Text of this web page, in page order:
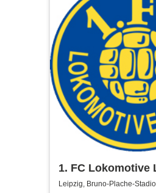
1. FC Lokomotive
Regionalliga
Leipzig, Bruno-Plache-